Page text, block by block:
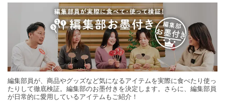
編集部員が、商品やグッズなど気になるアイテムを実際に食べたり使っ
たりして徹底検証。編集部のお墨付きを決定します。さらに、編集部員
が日常的に愛用しているアイテムもご紹介！